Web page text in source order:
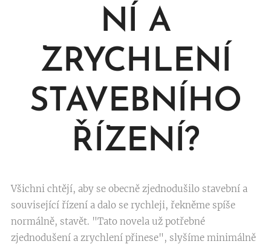
NÍ A
ZRYCHLENÍ
STAVEBNÍHO
ŘÍZENÍ?
Všichni chtějí, aby se obecně zjednodušilo stavební a
související řízení a dalo se rychleji, řekněme spíše
normálně, stavět. "Tato novela už potřebné
zjednodušení a zrychlení přinese", slyšíme minimálně